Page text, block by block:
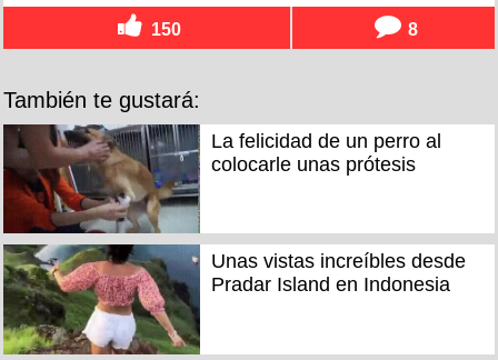
150 8
También te gustará:
La felicidad de un perro al
colocarle unas prótesis
Unas vistas increíbles desde
Pradar Island en Indonesia